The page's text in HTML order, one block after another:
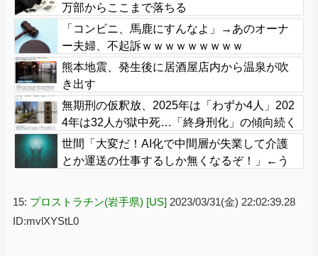
万部からここまで落ちる
「コンビニ、馬鹿にすんなよ」→あのオーナ
ー夫婦、不起訴ｗｗｗｗｗｗｗｗｗ
熊本地震、発生後に居酒屋店内から温泉が吹
き出す
無期刑の仮釈放、2025年は「わずか4人」202
4年は32人が獄中死…「終身刑化」の傾向続く
世間「大変だ！AI化で中間層が失業して介護
とか運送の仕事するしか無くなるぞ！」←う
15: プロストラチン(岩手県) [US] 2023/03/31(金) 22:02:39.28
ID:mvlXYStL0